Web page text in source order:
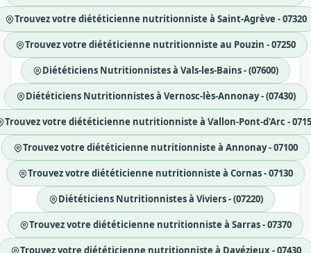
Trouvez votre diététicienne nutritionniste à Saint-Agrève - 07320
Trouvez votre diététicienne nutritionniste au Pouzin - 07250
Diététiciens Nutritionnistes à Vals-les-Bains - (07600)
Diététiciens Nutritionnistes à Vernosc-lès-Annonay - (07430)
Trouvez votre diététicienne nutritionniste à Vallon-Pont-d'Arc -
Trouvez votre diététicienne nutritionniste à Annonay - 07100
Trouvez votre diététicienne nutritionniste à Cornas - 07130
Diététiciens Nutritionnistes à Viviers - (07220)
Trouvez votre diététicienne nutritionniste à Sarras - 07370
Trouvez votre diététicienne nutritionniste à Davézieux - 07430